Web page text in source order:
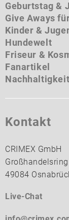
Geburtstag &
Give Aways
Kinder &
Hundewelt
Friseur &
Fanartikel
Kontakt
CRIMEX GmbH
49084
Live-Chat